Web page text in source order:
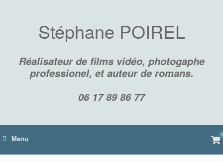
Stéphane POIREL
Réalisateur de films vidéo, photogaphe
professionel, et auteur de romans.
06 17 89 86 77
Menu 0